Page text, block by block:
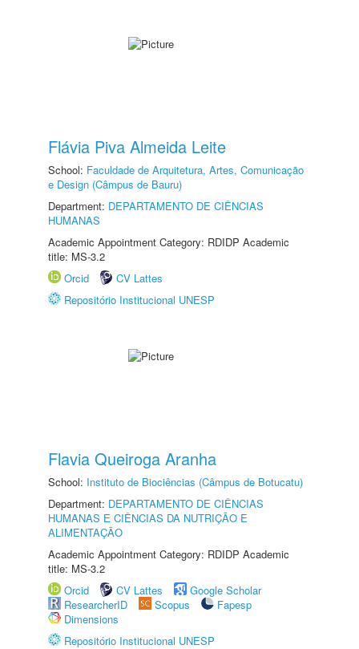
Flávia Piva Almeida Leite
School: Faculdade de Arquitetura, Artes, Comunicação
e Design (Câmpus de Bauru)
Department: DEPARTAMENTO DE CIÊNCIAS
HUMANAS
Academic Appointment Category: RDIDP Academic
title: MS-3.2
Orcid
CV Lattes
Repositório Institucional UNESP
Flavia Queiroga Aranha
School: Instituto de Biociências (Câmpus de Botucatu)
Department: DEPARTAMENTO DE CIÊNCIAS
HUMANAS E CIÊNCIAS DA NUTRIÇÃO E
ALIMENTAÇÃO
Academic Appointment Category: RDIDP Academic
title: MS-3.2
Orcid
CV Lattes
Google Scholar
ResearcherID
Scopus
Fapesp
Dimensions
Repositório Institucional UNESP